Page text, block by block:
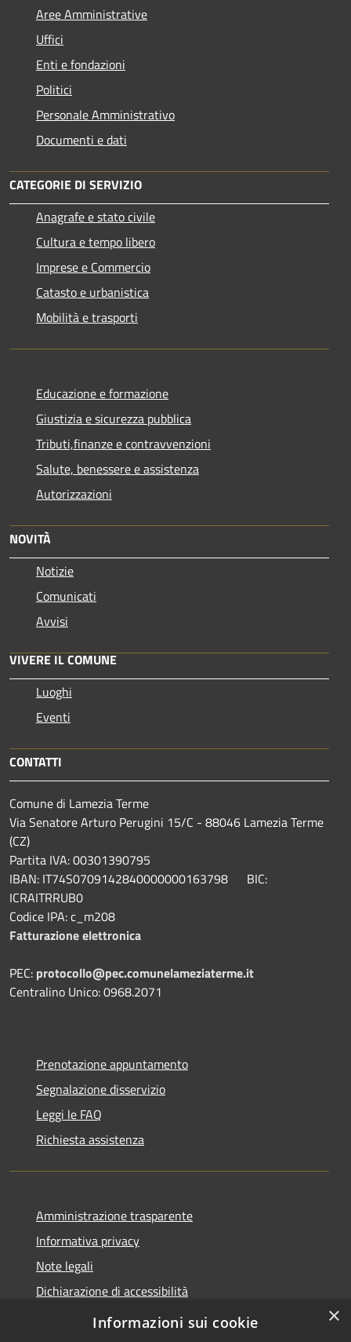
Aree Amministrative
Uffici
Enti e fondazioni
Politici
Personale Amministrativo
Documenti e dati
CATEGORIE DI SERVIZIO
Anagrafe e stato civile
Cultura e tempo libero
Imprese e Commercio
Catasto e urbanistica
Mobilità e trasporti
Educazione e formazione
Giustizia e sicurezza pubblica
Tributi,finanze e contravvenzioni
Salute, benessere e assistenza
Autorizzazioni
NOVITÀ
Notizie
Comunicati
Avvisi
VIVERE IL COMUNE
Luoghi
Eventi
CONTATTI
Comune di Lamezia Terme
Via Senatore Arturo Perugini 15/C - 88046 Lamezia Terme
(CZ)
Partita IVA: 00301390795
IBAN: IT74S0709142840000000163798 BIC:
ICRAITRRUB0
Codice IPA: c_m208
Fatturazione elettronica
PEC: protocollo@pec.comunelameziaterme.it
Centralino Unico: 0968.2071
Prenotazione appuntamento
Segnalazione disservizio
Leggi le FAQ
Richiesta assistenza
Amministrazione trasparente
Informativa privacy
Note legali
Dichiarazione di accessibilità
Feedback accessibilità
×
Informazioni sui cookie